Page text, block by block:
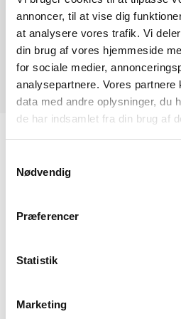
annoncer, til at vise dig
at analysere vores trafik. Vi
din brug af vores hjemmeside
for sociale medier,
analysepartnere. Vores partnere
data med andre oplysninger, du
de har indsamlet fra din brug af
Nødvendig
Præferencer
Statistik
Marketing
Blandingsforhold: 1+5,8
HAR DU SPØRGSMÅL
Ønsker du at tilbyde dine kunder
festlig og forførende smag? Så er
Vores sirup til rød sodavand er
en intens og fristende
du nemt forvandle dine
med mere eller mindre barnlige
at skabe vores røde sodavand